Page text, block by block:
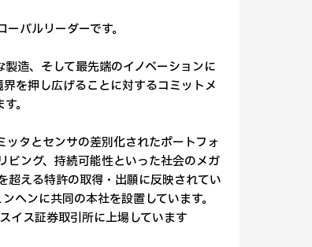
バルリーダーです。
造、そして最先端のイノベーションに
を押し広げることに対するコミットメ
。
タとセンサの差別化されたポートフォ
ング、持続可能性といった社会のメガ
超える特許の取得・出願に反映されてい
ヘンに共同の本社を設置しています。
イス証券取引所に上場しています